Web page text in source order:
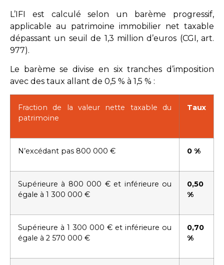
L’IFI est calculé selon un barème progressif,
applicable au patrimoine immobilier net taxable
dépassant un seuil de 1,3 million d’euros (CGI, art.
977).
Le barème se divise en six tranches d’imposition
avec des taux allant de 0,5 % à 1,5 % :
Fraction de la valeur nette taxable du
patrimoine
Taux
N’excédant pas 800 000 € 0 %
Supérieure à 800 000 € et inférieure ou
égale à 1 300 000 €
0,50
%
Supérieure à 1 300 000 € et inférieure ou
égale à 2 570 000 €
0,70
%